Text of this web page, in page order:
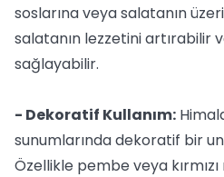
soslarına veya salatanın
salatanın lezzetini artırabilir
sağlayabilir.
- Dekoratif Kullanım:
sunumlarında dekoratif bir
Özellikle pembe veya